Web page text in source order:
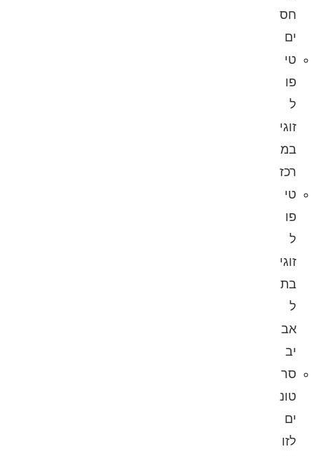
חס
ים
טי
פו
ל
זוגי
במ
רכז
טי
פו
ל
זוגי
בת
ל
אב
יב
סר
טונ
ים
לזו